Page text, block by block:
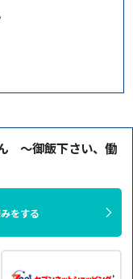
～御飯下さい、働
をする